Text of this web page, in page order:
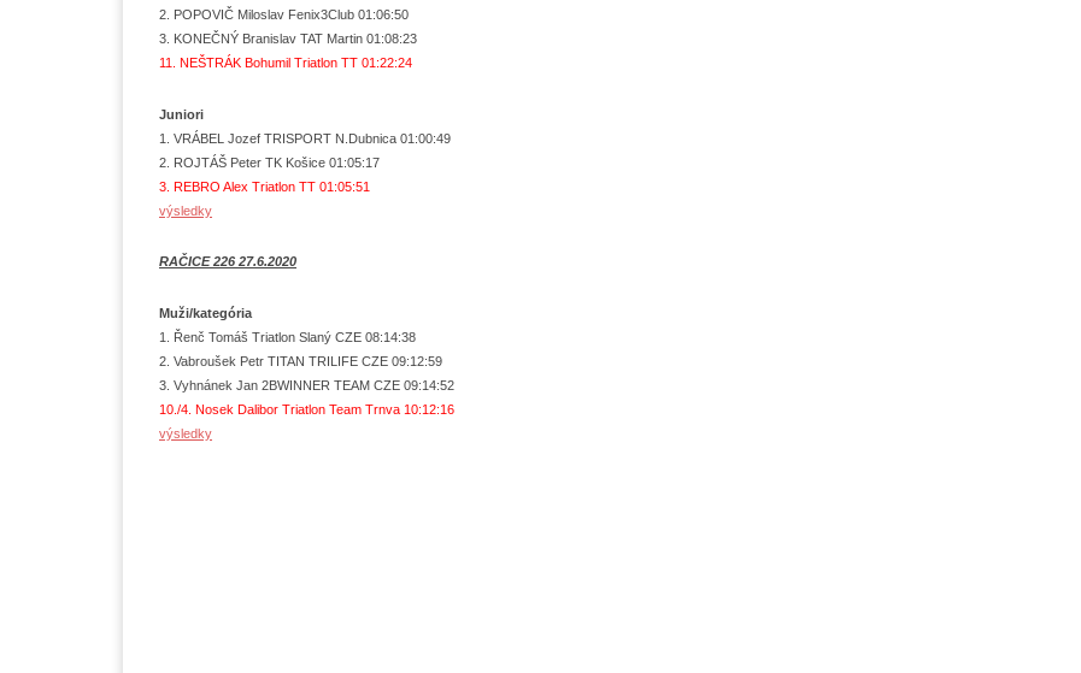
2. POPOVIČ Miloslav Fenix3Club 01:06:50
3. KONEČNÝ Branislav TAT Martin 01:08:23
11. NEŠTRÁK Bohumil Triatlon TT 01:22:24
Juniori
1. VRÁBEL Jozef TRISPORT N.Dubnica 01:00:49
2. ROJTÁŠ Peter TK Košice 01:05:17
3. REBRO Alex Triatlon TT 01:05:51
výsledky
RAČICE 226 27.6.2020
Muži/kategória
1. Řenč Tomáš Triatlon Slaný CZE 08:14:38
2. Vabroušek Petr TITAN TRILIFE CZE 09:12:59
3. Vyhnánek Jan 2BWINNER TEAM CZE 09:14:52
10./4. Nosek Dalibor Triatlon Team Trnva 10:12:16
výsledky